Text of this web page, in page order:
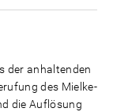
der anhaltenden
des Mielke-
die Auflösung